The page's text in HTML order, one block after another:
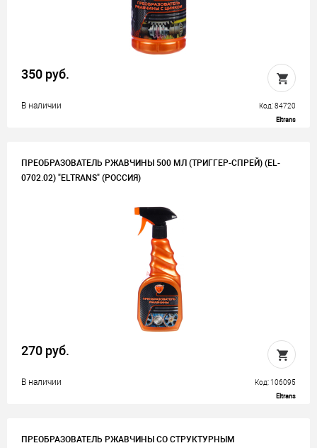
350 руб.
В наличии Код: 84720
Eltrans
ПРЕОБРАЗОВАТЕЛЬ РЖАВЧИНЫ 500 МЛ (ТРИГГЕР-СПРЕЙ) (EL-
0702.02) "ELTRANS" (РОССИЯ)
270 руб.
В наличии Код: 106095
Eltrans
ПРЕОБРАЗОВАТЕЛЬ РЖАВЧИНЫ СО СТРУКТУРНЫМ